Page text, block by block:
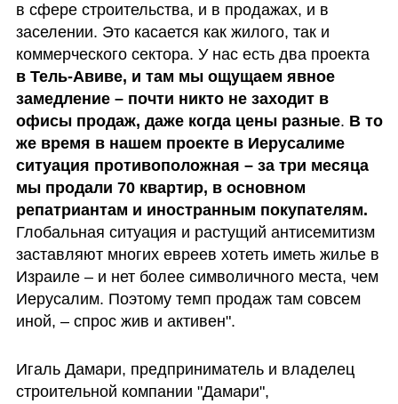
в сфере строительства, и в продажах, и в
заселении. Это касается как жилого, так и
коммерческого сектора. У нас есть два проекта
в Тель-Авиве, и там мы ощущаем явное
замедление – почти никто не заходит в
офисы продаж, даже когда цены разные. В то
же время в нашем проекте в Иерусалиме
ситуация противоположная – за три месяца
мы продали 70 квартир, в основном
Глобальная ситуация и растущий антисемитизм
заставляют многих евреев хотеть иметь жилье в
Израиле – и нет более символичного места, чем
Иерусалим. Поэтому темп продаж там совсем
иной, – спрос жив и активен".
Игаль Дамари, предприниматель и владелец
строительной компании "Дамари",